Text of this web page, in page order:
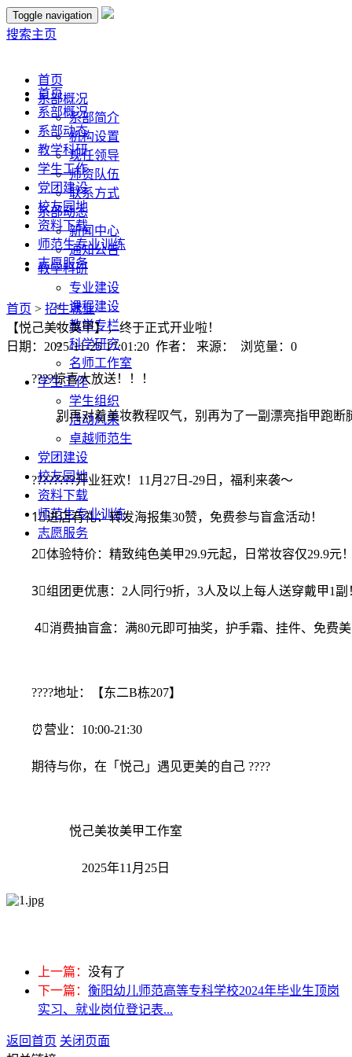
Toggle navigation
搜索主页
首页
系部概况
系部简介
机构设置
现任领导
师资队伍
联系方式
系部动态
新闻中心
通知公告
教学科研
专业建设
课程建设
教学专栏
科学研究
名师工作室
学生工作
学生组织
活动风采
卓越师范生
党团建设
校友园地
资料下载
师范生专业训练
志愿服务
首页
系部概况
系部动态
教学科研
学生工作
党团建设
校友园地
资料下载
师范生专业训练
志愿服务
首页 > 招生就业
【悦己美妆美甲】，终于正式开业啦！
日期：2025-11-25 17:01:20 作者： 来源： 浏览量： 0
????惊喜大放送！！！
别再对着美妆教程叹气，别再为了一副漂亮指甲跑断
????????开业狂欢！11月27日-29日，福利来袭～
1⃣️进店有礼：转发海报集30赞，免费参与盲盒活动！
2⃣️体验特价：精致纯色美甲29.9元起，日常妆容仅29.9元
3⃣️组团更优惠：2人同行9折，3人及以上每人送穿戴甲1副
4⃣️消费抽盲盒：满80元即可抽奖，护手霜、挂件、免费
????地址：【东二B栋207】
⏰营业：10:00-21:30
期待与你，在「悦己」遇见更美的自己 ????
悦己美妆美甲工作室
2025年11月25日
上一篇： 没有了
下一篇： 衡阳幼儿师范高等专科学校2024年毕业生顶岗
实习、就业岗位登记表...
返回首页 关闭页面